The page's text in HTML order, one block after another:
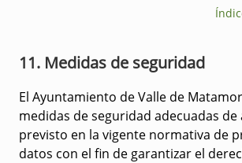
11. Medidas de seguridad
El Ayuntamiento de Valle de
medidas de seguridad adecuadas
previsto en la vigente normativa de
datos con el fin de garantizar el